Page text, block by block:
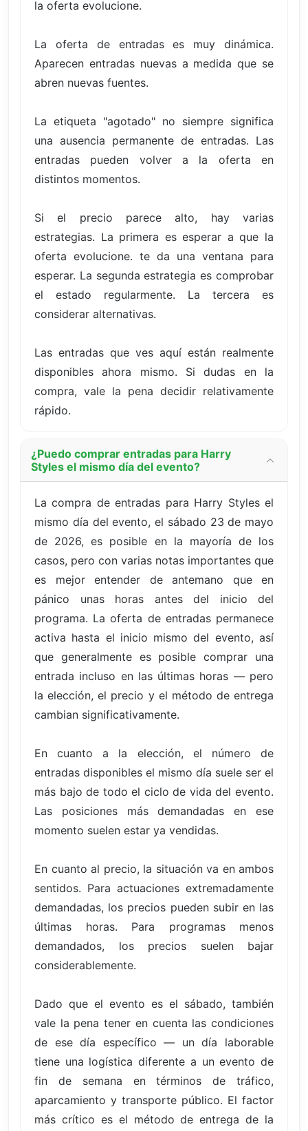
la oferta evolucione.
La oferta de entradas es muy dinámica.
Aparecen entradas nuevas a medida que se
abren nuevas fuentes.
La etiqueta "agotado" no siempre significa
una ausencia permanente de entradas. Las
entradas pueden volver a la oferta en
distintos momentos.
Si el precio parece alto, hay varias
estrategias. La primera es esperar a que la
oferta evolucione. te da una ventana para
esperar. La segunda estrategia es comprobar
el estado regularmente. La tercera es
considerar alternativas.
Las entradas que ves aquí están realmente
disponibles ahora mismo. Si dudas en la
compra, vale la pena decidir relativamente
rápido.
¿Puedo comprar entradas para Harry
Styles el mismo día del evento?
La compra de entradas para Harry Styles el
mismo día del evento, el sábado 23 de mayo
de 2026, es posible en la mayoría de los
casos, pero con varias notas importantes que
es mejor entender de antemano que en
pánico unas horas antes del inicio del
programa. La oferta de entradas permanece
activa hasta el inicio mismo del evento, así
que generalmente es posible comprar una
entrada incluso en las últimas horas — pero
la elección, el precio y el método de entrega
cambian significativamente.
En cuanto a la elección, el número de
entradas disponibles el mismo día suele ser el
más bajo de todo el ciclo de vida del evento.
Las posiciones más demandadas en ese
momento suelen estar ya vendidas.
En cuanto al precio, la situación va en ambos
sentidos. Para actuaciones extremadamente
demandadas, los precios pueden subir en las
últimas horas. Para programas menos
demandados, los precios suelen bajar
considerablemente.
Dado que el evento es el sábado, también
vale la pena tener en cuenta las condiciones
de ese día específico — un día laborable
tiene una logística diferente a un evento de
fin de semana en términos de tráfico,
aparcamiento y transporte público. El factor
más crítico es el método de entrega de la